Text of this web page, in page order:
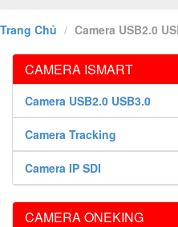
Trang Chủ Camera USB2.0
CAMERA ISMART
Camera USB2.0 USB3.0
Camera Tracking
Camera IP SDI
CAMERA ONEKING